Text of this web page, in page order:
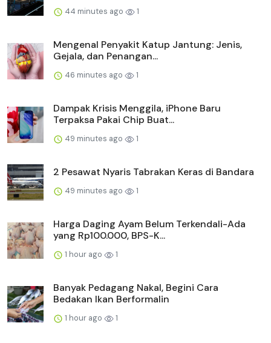
44 minutes ago 1
Mengenal Penyakit Katup Jantung: Jenis,
Gejala, dan Penangan...
46 minutes ago 1
Dampak Krisis Menggila, iPhone Baru
Terpaksa Pakai Chip Buat...
49 minutes ago 1
2 Pesawat Nyaris Tabrakan Keras di Bandara
49 minutes ago 1
Harga Daging Ayam Belum Terkendali-Ada
yang Rp100.000, BPS-K...
1 hour ago 1
Banyak Pedagang Nakal, Begini Cara
Bedakan Ikan Berformalin
1 hour ago 1